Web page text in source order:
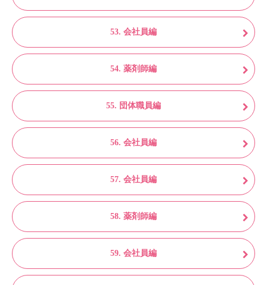
53. 会社員編
54. 薬剤師編
55. 団体職員編
56. 会社員編
57. 会社員編
58. 薬剤師編
59. 会社員編